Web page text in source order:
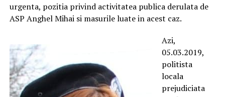
urgenta, pozitia privind activitatea publica derulata de
ASP Anghel Mihai si masurile luate in acest caz.
Azi,
05.03.2019,
politista
locala
prejudiciata